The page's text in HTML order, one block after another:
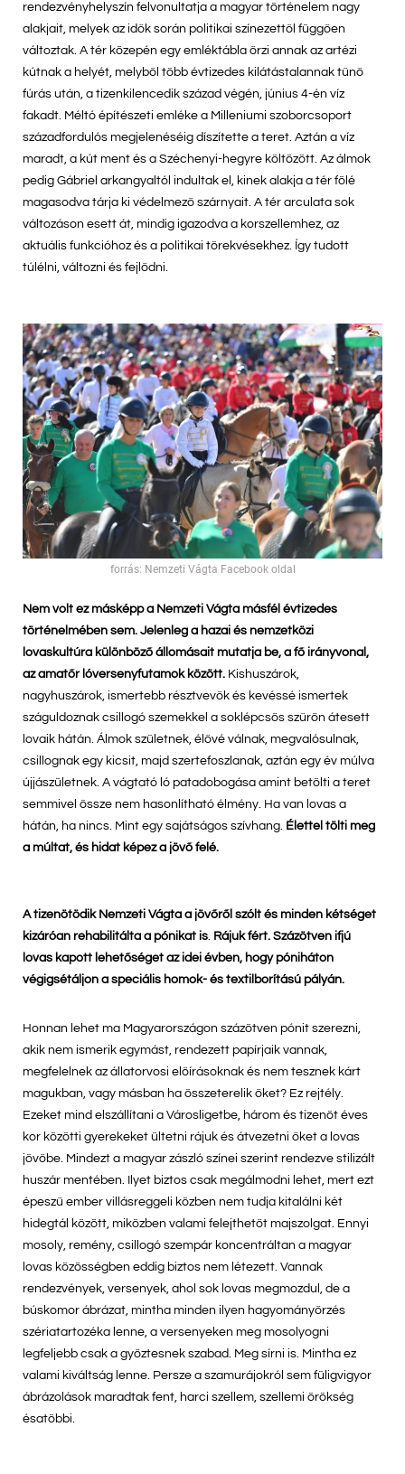
rendezvényhelyszín felvonultatja a magyar történelem nagy
alakjait, melyek az idők során politikai színezettől függően
változtak. A tér közepén egy emléktábla őrzi annak az artézi
kútnak a helyét, melyből több évtizedes kilátástalannak tűnő
fúrás után, a tizenkilencedik század végén, június 4-én víz
fakadt. Méltó építészeti emléke a Milleniumi szoborcsoport
századfordulós megjelenéséig díszítette a teret. Aztán a víz
maradt, a kút ment és a Széchenyi-hegyre költözött. Az álmok
pedig Gábriel arkangyaltól indultak el, kinek alakja a tér fölé
magasodva tárja ki védelmező szárnyait. A tér arculata sok
változáson esett át, mindig igazodva a korszellemhez, az
aktuális funkcióhoz és a politikai törekvésekhez. Így tudott
túlélni, változni és fejlődni.
forrás: Nemzeti Vágta Facebook oldal
Nem volt ez másképp a Nemzeti Vágta másfél évtizedes
történelmében sem. Jelenleg a hazai és nemzetközi
lovaskultúra különböző állomásait mutatja be, a fő irányvonal,
az amatőr lóversenyfutamok között. Kishuszárok,
nagyhuszárok, ismertebb résztvevők és kevéssé ismertek
száguldoznak csillogó szemekkel a soklépcsős szűrőn átesett
lovaik hátán. Álmok születnek, élővé válnak, megvalósulnak,
csillognak egy kicsit, majd szertefoszlanak, aztán egy év múlva
újjászületnek. A vágtató ló patadobogása amint betölti a teret
semmivel össze nem hasonlítható élmény. Ha van lovas a
hátán, ha nincs. Mint egy sajátságos szívhang. Élettel tölti meg
a múltat, és hidat képez a jövő felé.
A tizenötödik Nemzeti Vágta a jövőről szólt és minden kétséget
kizáróan rehabilitálta a pónikat is. Rájuk fért. Százötven ifjú
lovas kapott lehetőséget az idei évben, hogy póniháton
végigsétáljon a speciális homok- és textilborítású pályán.
Honnan lehet ma Magyarországon százötven pónit szerezni,
akik nem ismerik egymást, rendezett papírjaik vannak,
megfelelnek az állatorvosi előírásoknak és nem tesznek kárt
magukban, vagy másban ha összeterelik őket? Ez rejtély.
Ezeket mind elszállítani a Városligetbe, három és tizenöt éves
kor közötti gyerekeket ültetni rájuk és átvezetni őket a lovas
jövőbe. Mindezt a magyar zászló színei szerint rendezve stilizált
huszár mentében. Ilyet biztos csak megálmodni lehet, mert ezt
épeszű ember villásreggeli közben nem tudja kitalálni két
hidegtál között, miközben valami felejthetőt majszolgat. Ennyi
mosoly, remény, csillogó szempár koncentráltan a magyar
lovas közösségben eddig biztos nem létezett. Vannak
rendezvények, versenyek, ahol sok lovas megmozdul, de a
búskomor ábrázat, mintha minden ilyen hagyományőrzés
szériatartozéka lenne, a versenyeken meg mosolyogni
legfeljebb csak a győztesnek szabad. Meg sírni is. Mintha ez
valami kiváltság lenne. Persze a szamurájokról sem füligvigyor
ábrázolások maradtak fent, harci szellem, szellemi örökség
ésatöbbi.